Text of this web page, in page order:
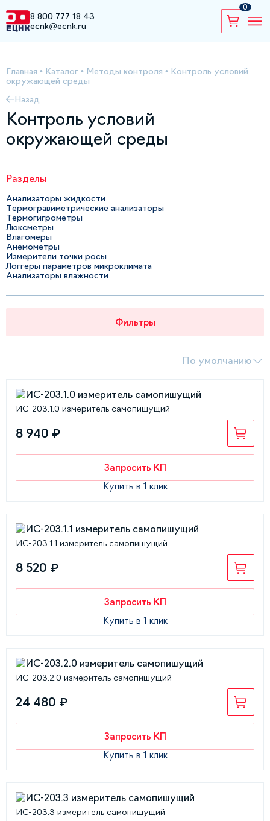
8 800 777 18 43
ecnk@ecnk.ru
0
Главная • Каталог • Методы контроля • Контроль условий
окружающей среды
Назад
Контроль условий
окружающей среды
Разделы
Анализаторы жидкости
Термогравиметрические анализаторы
Термогигрометры
Люксметры
Влагомеры
Анемометры
Измерители точки росы
Логгеры параметров микроклимата
Анализаторы влажности
Фильтры
По умолчанию
ИС-203.1.0 измеритель самопишущий
8 940 ₽
Запросить КП
Купить в 1 клик
ИС-203.1.1 измеритель самопишущий
8 520 ₽
Запросить КП
Купить в 1 клик
ИС-203.2.0 измеритель самопишущий
24 480 ₽
Запросить КП
Купить в 1 клик
ИС-203.3 измеритель самопишущий